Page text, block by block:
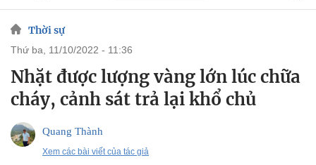
Thời sự
thứ ba, 11/10/2022 - 11:36
Nhặt được lượng vàng lớn lúc chữa
cháy, cảnh sát trả lại khổ chủ
Quang Thành
Xem các bài viết của tác giả